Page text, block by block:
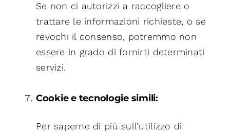
Se non ci autorizzi a raccogliere o
trattare le informazioni richieste, o se
revochi il consenso, potremmo non
essere in grado di fornirti determinati
servizi.
Cookie e tecnologie simili:
Per saperne di più sull’utilizzo di